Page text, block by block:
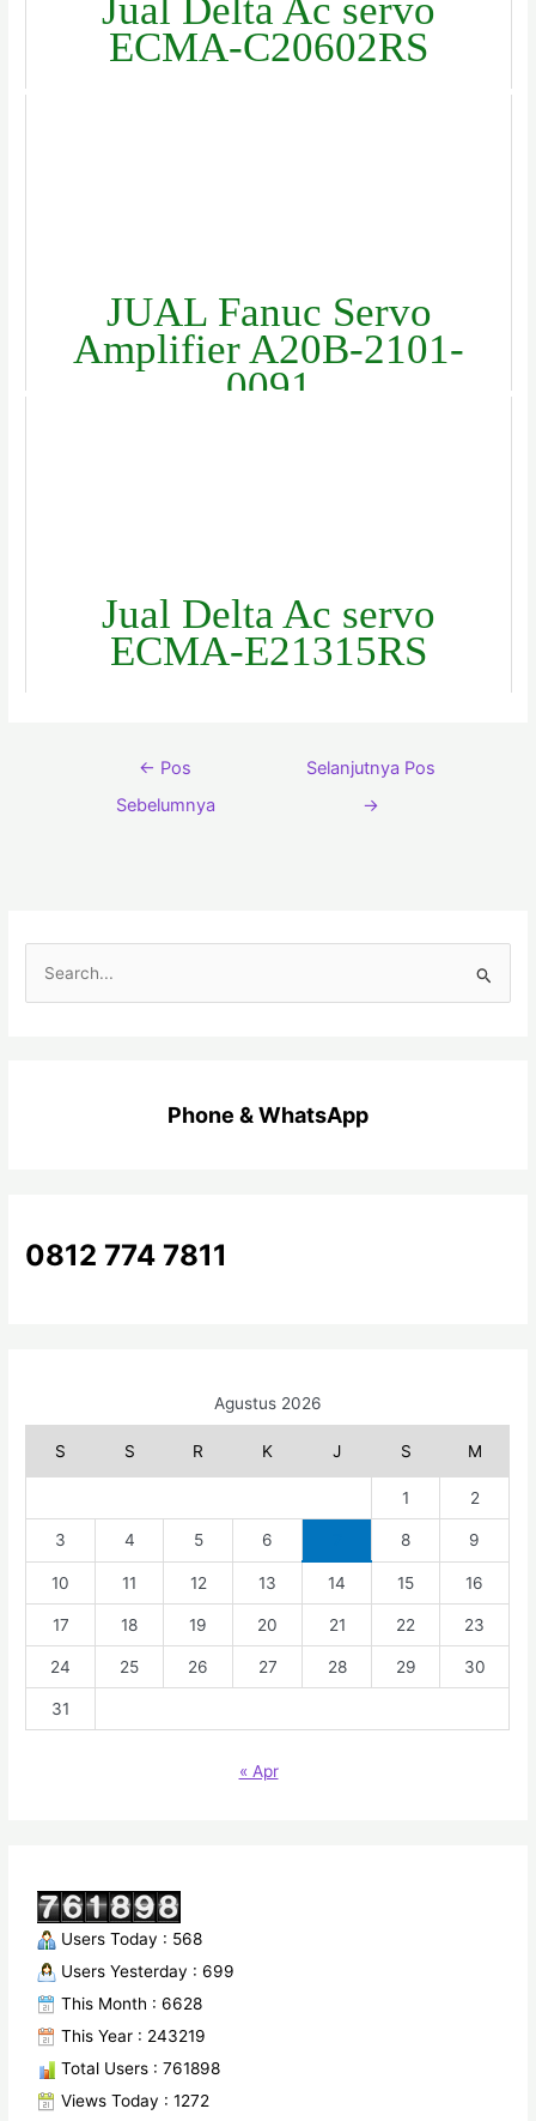
Jual Delta Ac servo
ECMA-C20602RS
JUAL Fanuc Servo
Amplifier A20B-2101-
0091
Jual Delta Ac servo
ECMA-E21315RS
← Pos
Sebelumnya
Selanjutnya Pos
→
:
Phone & WhatsApp
0812 774 7811
Agustus 2026
S S R K J S M
1 2
3 4 5 6 8 9
10 11 12 13 14 15 16
17 18 19 20 21 22 23
24 25 26 27 28 29 30
31
« Apr
Users Today : 568
Users Yesterday : 699
This Month : 6628
This Year : 243219
Total Users : 761898
Views Today : 1272